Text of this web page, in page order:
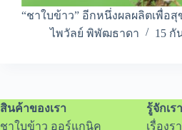
“ชาใบข้าว” อีกหนึ่งผลผลิตเพื่อ
ไพวัลย์ พิพัฒธาดา
15 กั
สินค้าของเรา
ชาใบข้าว ออร์แกนิค
รู้จักเรา
เรื่อง